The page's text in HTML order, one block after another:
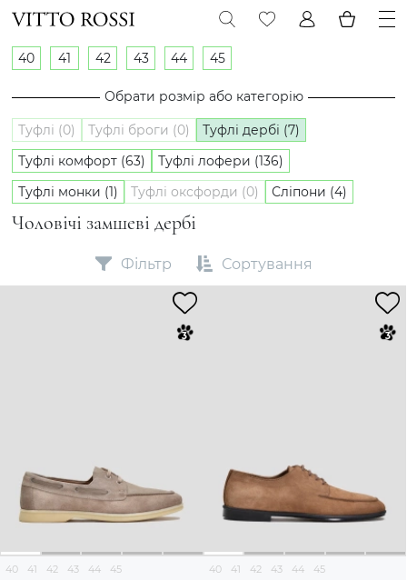
Чоловічі замшеві дербі
40 41 42 43 44 45
Обрати розмір або категорію
Туфлі (0) Туфлі броги (0)
Туфлі дербі (7)
Туфлі комфорт (63)
Туфлі лофери (136)
Туфлі монки (1)
Туфлі оксфорди (0) Сліпони (4)
Фільтр Сортування
40 41 42 43 44 45 40 41 42 43 44 45